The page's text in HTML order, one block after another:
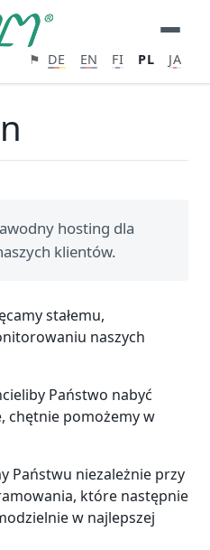
⚑ DE EN FI PL JA
hosting dla
klientów.
stałemu,
naszych
Państwo nabyć
chętnie pomożemy w
Państwu niezależnie przy
które następnie
w najlepszej